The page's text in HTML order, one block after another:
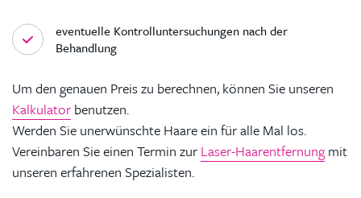
eventuelle Kontrolluntersuchungen nach der
Behandlung
Um den genauen Preis zu berechnen, können Sie unseren
Kalkulatorbenutzen.
Werden Sie unerwünschte Haare ein für alle Mal los.
Vereinbaren Sie einen Termin zurLaser-Haarentfernungmit
unseren erfahrenen Spezialisten.